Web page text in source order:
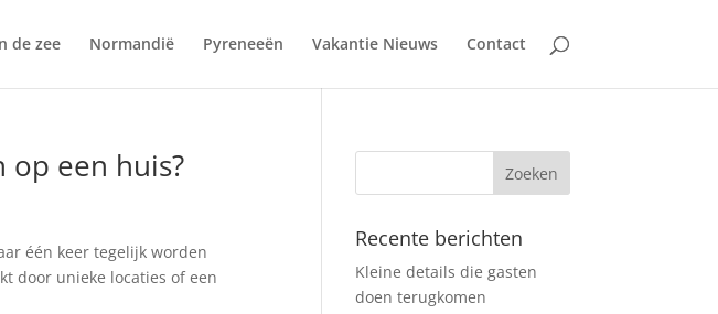
de zee Normandië Pyreneeën Vakantie Nieuws Contact
op een huis?
één keer tegelijk worden
door unieke locaties of een
Recente berichten
Kleine details die gasten
doen terugkomen